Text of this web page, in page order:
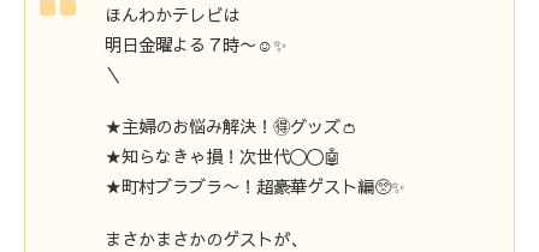
ほんわかテレビは
明日金曜よる７時〜☺️✨
＼
★主婦のお悩み解決！🉐グッズ👛
★知らなきゃ損！次世代〇〇🤖
★町村ブラブラ〜！超豪華ゲスト編🥺✨
まさかまさかのゲストが、